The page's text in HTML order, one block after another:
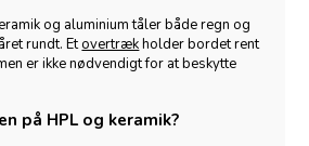
og aluminium tåler både regn og
rundt. Etovertrækholder bordet rent
er ikke nødvendigt for at beskytte
på HPL og keramik?